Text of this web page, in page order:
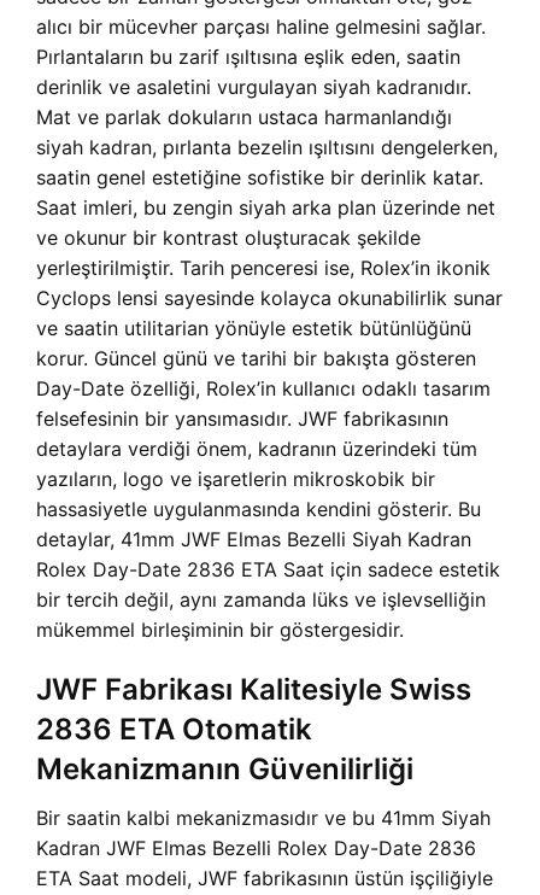
alıcı bir mücevher parçası haline gelmesini sağlar.
Pırlantaların bu zarif ışıltısına eşlik eden, saatin
derinlik ve asaletini vurgulayan siyah kadranıdır.
Mat ve parlak dokuların ustaca harmanlandığı
siyah kadran, pırlanta bezelin ışıltısını dengelerken,
saatin genel estetiğine sofistike bir derinlik katar.
Saat imleri, bu zengin siyah arka plan üzerinde net
ve okunur bir kontrast oluşturacak şekilde
yerleştirilmiştir. Tarih penceresi ise, Rolex’in ikonik
Cyclops lensi sayesinde kolayca okunabilirlik sunar
ve saatin utilitarian yönüyle estetik bütünlüğünü
korur. Güncel günü ve tarihi bir bakışta gösteren
Day-Date özelliği, Rolex’in kullanıcı odaklı tasarım
felsefesinin bir yansımasıdır. JWF fabrikasının
detaylara verdiği önem, kadranın üzerindeki tüm
yazıların, logo ve işaretlerin mikroskobik bir
hassasiyetle uygulanmasında kendini gösterir. Bu
detaylar, 41mm JWF Elmas Bezelli Siyah Kadran
Rolex Day-Date 2836 ETA Saat için sadece estetik
bir tercih değil, aynı zamanda lüks ve işlevselliğin
mükemmel birleşiminin bir göstergesidir.
JWF Fabrikası Kalitesiyle Swiss
2836 ETA Otomatik
Mekanizmanın Güvenilirliği
Bir saatin kalbi mekanizmasıdır ve bu 41mm Siyah
Kadran JWF Elmas Bezelli Rolex Day-Date 2836
ETA Saat modeli, JWF fabrikasının üstün işçiliğiyle